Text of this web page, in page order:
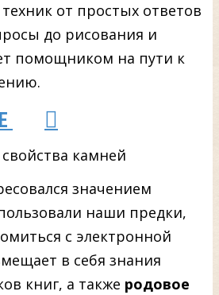
от простых ответов
до рисования и
помощником на пути к
значением
наши предки,
с электронной
в себя знания
книг, а также родовое